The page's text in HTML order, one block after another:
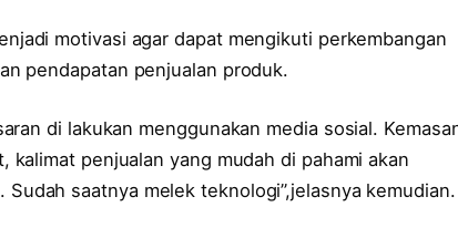
motivasi agar dapat mengikuti perkembangan
pendapatan penjualan produk.
di lakukan menggunakan media sosial.
penjualan yang mudah di pahami akan
saatnya melek teknologi”,jelasnya kemudian.